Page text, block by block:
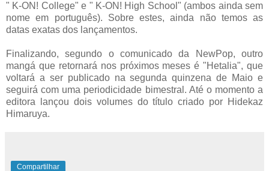
" K-ON! College" e " K-ON! High School" (ambos ainda sem
nome em português). Sobre estes, ainda não temos as
datas exatas dos lançamentos.
Finalizando, segundo o comunicado da NewPop, outro
mangá que retornará nos próximos meses é "Hetalia", que
voltará a ser publicado na segunda quinzena de Maio e
seguirá com uma periodicidade bimestral. Até o momento a
editora lançou dois volumes do título criado por Hidekaz
Himaruya.
Compartilhar